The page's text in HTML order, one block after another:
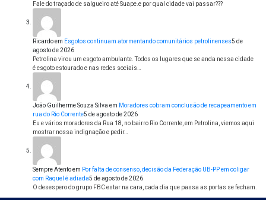
Fale do traçado de salgueiro até Suape.e por qual cidade vai passar???
Ricardoem Esgotos continuam atormentando comunitários petrolinenses5 de
agosto de 2026
Petrolina virou um esgoto ambulante. Todos os lugares que se anda nessa cidade
é esgoto estourado e nas redes sociais…
João Guilherme Souza Silva em Moradores cobram conclusão de recapeamento em
rua do Rio Corrente5 de agosto de 2026
Eu e vários moradores da Rua 18, no bairro Rio Corrente, em Petrolina, viemos aqui
mostrar nossa indignação e pedir…
Sempre Atentoem Por falta de consenso, decisão da Federação UB-PP em coligar
com Raquel é adiada5 de agosto de 2026
O desespero do grupo FBC estar na cara, cada dia que passa as portas se fecham.